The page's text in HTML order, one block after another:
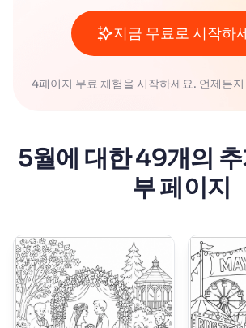
지금 무료로 시작하
4페이지 무료 체험을 시작하세요. 언제든
5월에 대한 49개의
부 페이지